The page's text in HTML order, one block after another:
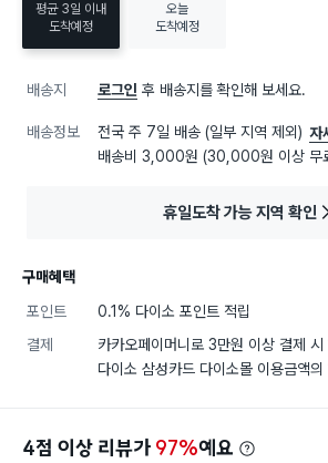
평균 3일 이내
도착예정
오늘
도착예정
배송지 로그인 후 배송지를 확인해 보세요.
배송정보 전국 주 7일 배송 (일부 지역 제외) 자
배송비 3,000원 (30,000원 이상 무
휴일도착 가능 지역 확인
구매혜택
포인트
0.1% 다이소 포인트 적립
결제
카카오페이머니로 3만원 이상 결제 시
다이소 삼성카드 다이소몰 이용금액
4점 이상 리뷰가 97%예요